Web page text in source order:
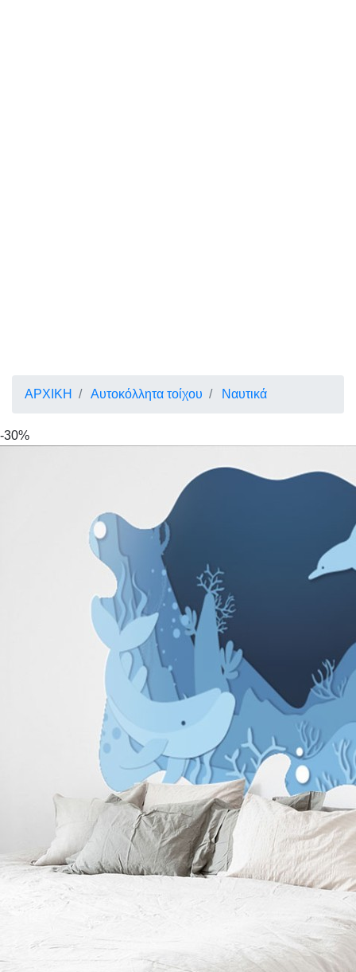
ΑΡΧΙΚΗ Αυτοκόλλητα τοίχου Ναυτικά
-30%